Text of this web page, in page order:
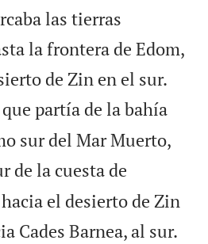
las tierras
la frontera de Edom,
de Zin en el sur.
partía de la bahía
sur del Mar Muerto,
de la cuesta de
el desierto de Zin
Cades Barnea, al sur.